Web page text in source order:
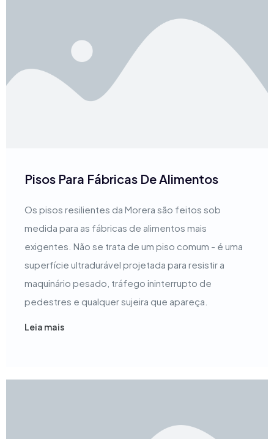
Pisos Para Fábricas De Alimentos
Os pisos resilientes da Morera são feitos sob
medida para as fábricas de alimentos mais
exigentes. Não se trata de um piso comum - é uma
superfície ultradurável projetada para resistir a
maquinário pesado, tráfego ininterrupto de
pedestres e qualquer sujeira que apareça.
Leia mais